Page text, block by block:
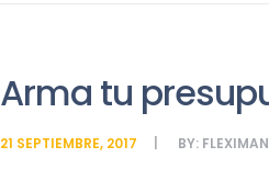
Arma tu
21 SEPTIEMBRE, 2017 BY: FLEXIMAN